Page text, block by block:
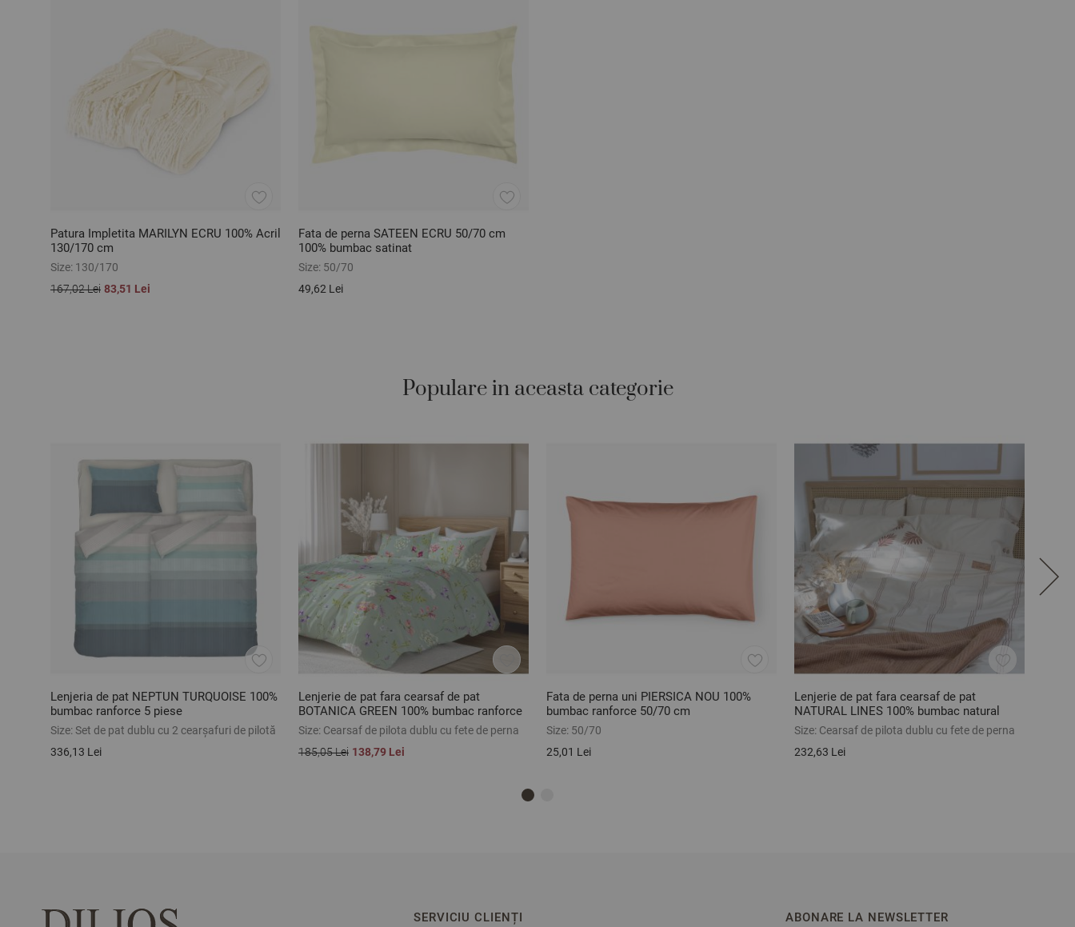
Patura Impletita MARILYN ECRU 100% Acril
130/170 cm
Size: 130/170
167,02 Lei 83,51 Lei
Fata de perna SATEEN ECRU 50/70 cm
100% bumbac satinat
Size: 50/70
49,62 Lei
Populare in aceasta categorie
Lenjeria de pat NEPTUN TURQUOISE 100%
bumbac ranforce 5 piese
Size:Set de pat dublu cu 2 cearșafuri de pilotă
336,13 Lei
Lenjerie de pat fara cearsaf de pat
BOTANICA GREEN 100% bumbac ranforce
3 piese
Size: Cearsaf de pilota dublu cu fete de perna
185,05 Lei 138,79 Lei
Fata de perna uni PIERSICA NOU 100%
bumbac ranforce 50/70 cm
Size: 50/70
25,01 Lei
Lenjerie de pat fara cearsaf de pat
NATURAL LINES 100% bumbac natural
netratat 3 piese
Size: Cearsaf de pilota dublu cu fete de perna
232,63 Lei
SERVICIU CLIENȚI ABONARE LA NEWSLETTER